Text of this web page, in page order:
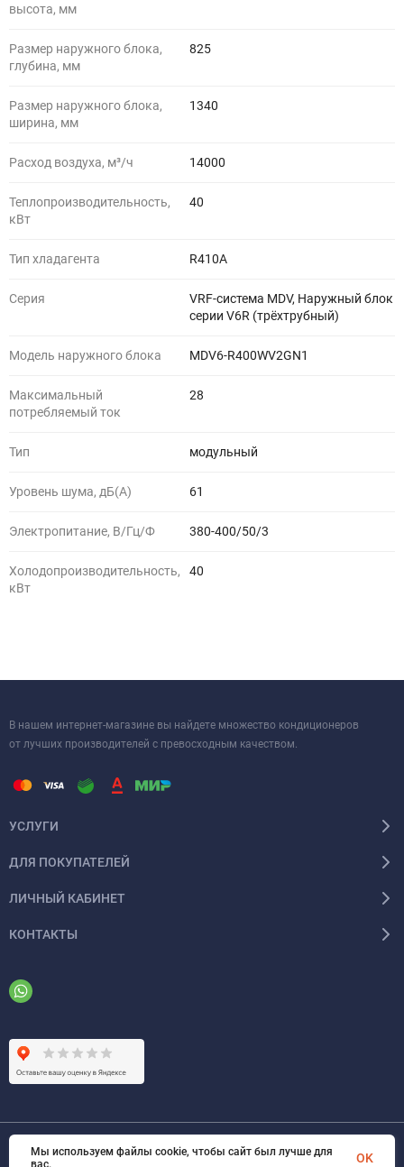
высота, мм
Размер наружного блока,
глубина, мм
825
Размер наружного блока,
ширина, мм
1340
Расход воздуха, м³/ч 14000
Теплопроизводительность,
кВт
40
Тип хладагента R410A
Серия
VRF-система MDV, Наружный блок
серии V6R (трёхтрубный)
Модель наружного блока MDV6-R400WV2GN1
Максимальный
потребляемый ток
28
Тип модульный
Уровень шума, дБ(A) 61
Электропитание, В/Гц/Ф 380-400/50/3
Холодопроизводительность,
кВт
40
В нашем интернет-магазине вы найдете множество кондиционеров
от лучших производителей с превосходным качеством.
УСЛУГИ
ДЛЯ ПОКУПАТЕЛЕЙ
ЛИЧНЫЙ КАБИНЕТ
КОНТАКТЫ
© 2026 ООО «ФАЗИНЖИНИРИНГ». Все права защищены
Мы используем файлы cookie, чтобы сайт был лучше для
вас.
OK